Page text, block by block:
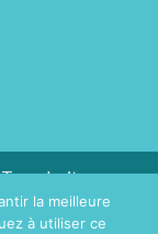
droits
la meilleure
à utiliser ce